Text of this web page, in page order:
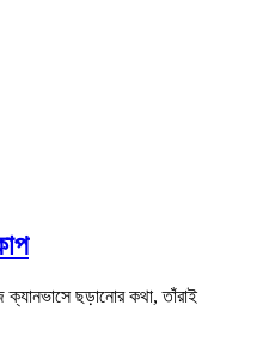
ছড়ানোর কথা, তাঁরাই